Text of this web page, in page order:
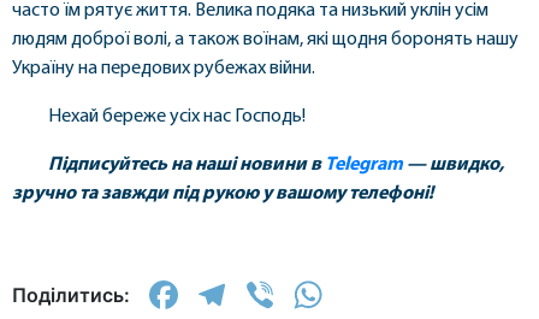
часто їм рятує життя. Велика подяка та низький уклін усім
людям доброї волі, а також воїнам, які щодня боронять нашу
Україну на передових рубежах війни.
Нехай береже усіх нас Господь!
Підписуйтесь на наші новини в Telegram — швидко,
зручно та завжди під рукою у вашому телефоні!
Поділитись: Facebook
Telegram
Viber